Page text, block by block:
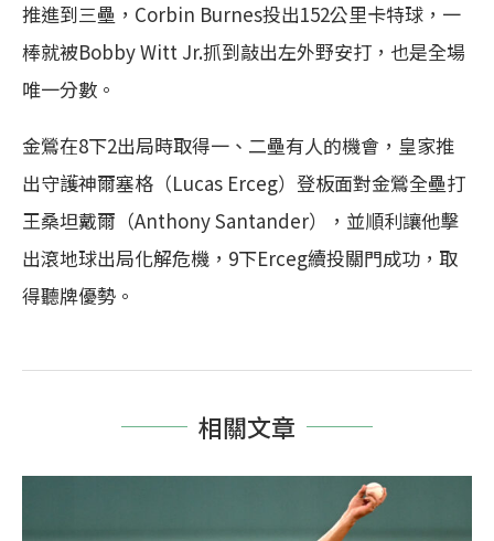
推進到三壘，Corbin Burnes投出152公里卡特球，一
棒就被Bobby Witt Jr.抓到敲出左外野安打，也是全場
唯一分數。
金鶯在8下2出局時取得一、二壘有人的機會，皇家推
出守護神爾塞格（Lucas Erceg）登板面對金鶯全壘打
王桑坦戴爾（Anthony Santander），並順利讓他擊
出滾地球出局化解危機，9下Erceg續投關門成功，取
得聽牌優勢。
相關文章